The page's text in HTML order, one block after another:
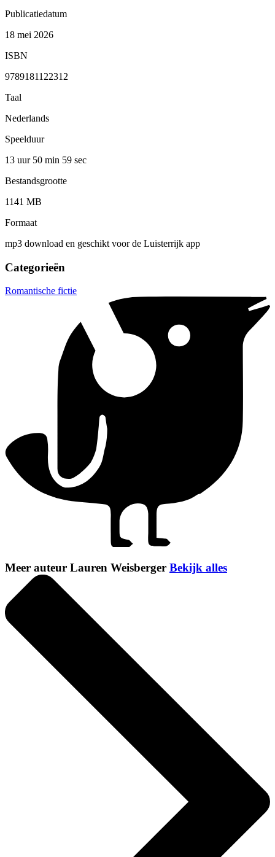
Publicatiedatum
18 mei 2026
ISBN
9789181122312
Taal
Nederlands
Speelduur
13 uur 50 min 59 sec
Bestandsgrootte
1141 MB
Formaat
mp3 download en geschikt voor de Luisterrijk app
Categorieën
Romantische fictie
Meer auteur Lauren Weisberger Bekijk alles